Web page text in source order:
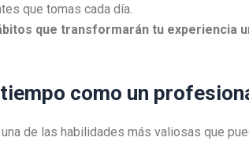
que tomas cada día.
que transformarán tu experiencia
como un
de las habilidades más valiosas que